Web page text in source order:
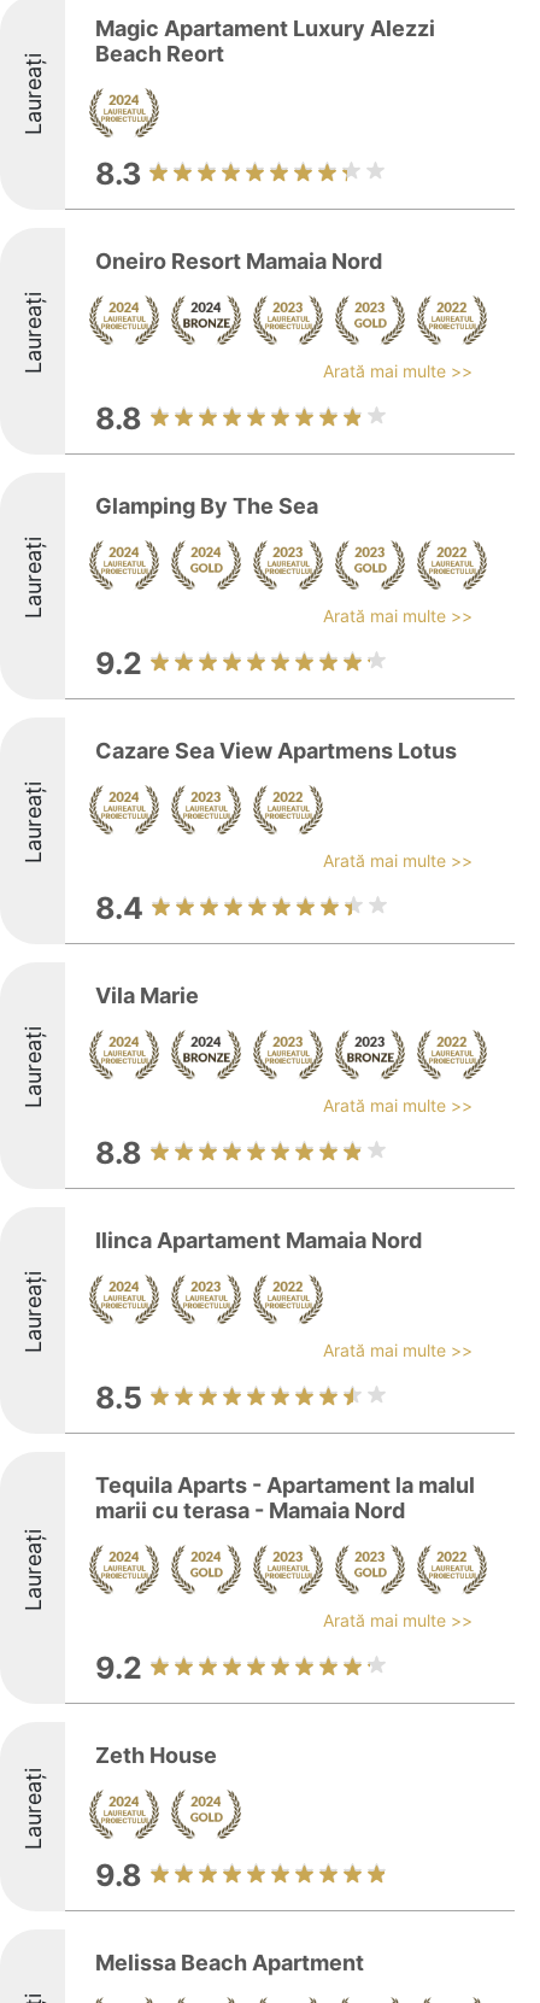
Laureați
Magic Apartament Luxury Alezzi
Beach Reort
8.3
Laureați
Oneiro Resort Mamaia Nord
Arată mai multe >>
8.8
Laureați
Glamping By The Sea
Arată mai multe >>
9.2
Laureați
Cazare Sea View Apartmens Lotus
Arată mai multe >>
8.4
Laureați
Vila Marie
Arată mai multe >>
8.8
Laureați
Ilinca Apartament Mamaia Nord
Arată mai multe >>
8.5
Laureați
Tequila Aparts - Apartament la malul
marii cu terasa - Mamaia Nord
Arată mai multe >>
9.2
Laureați
Zeth House
9.8
Melissa Beach Apartment